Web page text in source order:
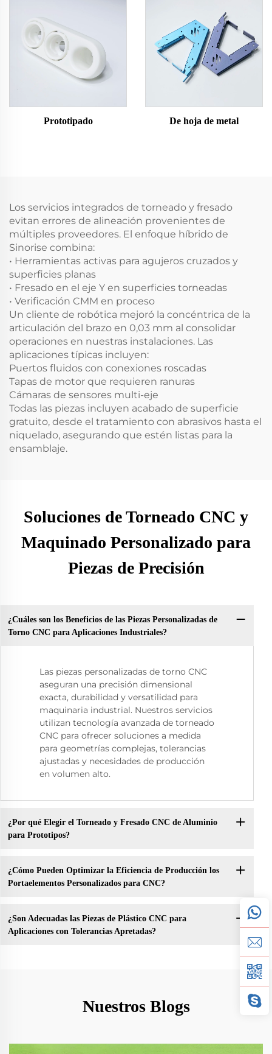
Prototipado De hoja de metal
Los servicios integrados de torneado y fresado
evitan errores de alineación provenientes de
múltiples proveedores. El enfoque híbrido de
Sinorise combina:
• Herramientas activas para agujeros cruzados y
superficies planas
• Fresado en el eje Y en superficies torneadas
• Verificación CMM en proceso
Un cliente de robótica mejoró la concéntrica de la
articulación del brazo en 0,03 mm al consolidar
operaciones en nuestras instalaciones. Las
aplicaciones típicas incluyen:
Puertos fluidos con conexiones roscadas
Tapas de motor que requieren ranuras
Cámaras de sensores multi-eje
Todas las piezas incluyen acabado de superficie
gratuito, desde el tratamiento con abrasivos hasta el
niquelado, asegurando que estén listas para la
ensamblaje.
Soluciones de Torneado CNC y
Maquinado Personalizado para
Piezas de Precisión
¿Cuáles son los Beneficios de las Piezas Personalizadas de
Torno CNC para Aplicaciones Industriales?
Las piezas personalizadas de torno CNC
aseguran una precisión dimensional
exacta, durabilidad y versatilidad para
maquinaria industrial. Nuestros servicios
utilizan tecnología avanzada de torneado
CNC para ofrecer soluciones a medida
para geometrías complejas, tolerancias
ajustadas y necesidades de producción
en volumen alto.
¿Por qué Elegir el Torneado y Fresado CNC de Aluminio
para Prototipos?
¿Cómo Pueden Optimizar la Eficiencia de Producción los
Portaelementos Personalizados para CNC?
¿Son Adecuadas las Piezas de Plástico CNC para
Aplicaciones con Tolerancias Apretadas?
Nuestros Blogs